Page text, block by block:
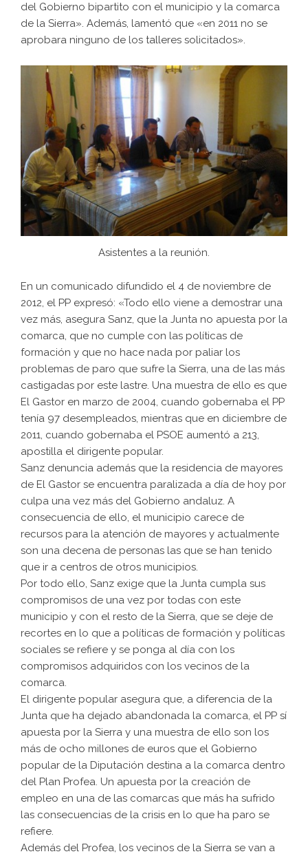
del Gobierno bipartito con el municipio y la comarca
de la Sierra». Además, lamentó que «en 2011 no se
aprobara ninguno de los talleres solicitados».
Asistentes a la reunión.
En un comunicado difundido el 4 de noviembre de
2012, el PP expresó: «Todo ello viene a demostrar una
vez más, asegura Sanz, que la Junta no apuesta por la
comarca, que no cumple con las políticas de
formación y que no hace nada por paliar los
problemas de paro que sufre la Sierra, una de las más
castigadas por este lastre. Una muestra de ello es que
El Gastor en marzo de 2004, cuando gobernaba el PP
tenía 97 desempleados, mientras que en diciembre de
2011, cuando gobernaba el PSOE aumentó a 213,
apostilla el dirigente popular.
Sanz denuncia además que la residencia de mayores
de El Gastor se encuentra paralizada a día de hoy por
culpa una vez más del Gobierno andaluz. A
consecuencia de ello, el municipio carece de
recursos para la atención de mayores y actualmente
son una decena de personas las que se han tenido
que ir a centros de otros municipios.
Por todo ello, Sanz exige que la Junta cumpla sus
compromisos de una vez por todas con este
municipio y con el resto de la Sierra, que se deje de
recortes en lo que a políticas de formación y políticas
sociales se refiere y se ponga al día con los
compromisos adquiridos con los vecinos de la
comarca.
El dirigente popular asegura que, a diferencia de la
Junta que ha dejado abandonada la comarca, el PP sí
apuesta por la Sierra y una muestra de ello son los
más de ocho millones de euros que el Gobierno
popular de la Diputación destina a la comarca dentro
del Plan Profea. Un apuesta por la creación de
empleo en una de las comarcas que más ha sufrido
las consecuencias de la crisis en lo que ha paro se
refiere.
Además del Profea, los vecinos de la Sierra se van a